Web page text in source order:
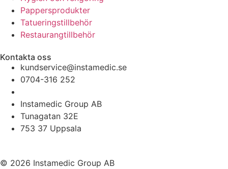
Pappersprodukter
Tatueringstillbehör
Restaurangtillbehör
Kontakta oss
kundservice@instamedic.se
0704-316 252
Instamedic Group AB
Tunagatan 32E
753 37 Uppsala
© 2026 Instamedic Group AB